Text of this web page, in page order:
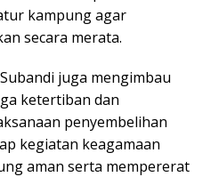
kampung agar
secara merata.
juga mengimbau
ketertiban dan
penyembelihan
kegiatan keagamaan
aman serta mempererat